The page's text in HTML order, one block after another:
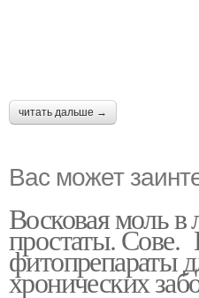
читать дальше →
Вас может
Восковая моль
простаты. Сове.
фитопрепараты
хронических